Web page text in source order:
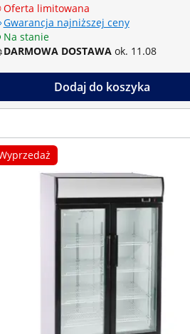
Oferta limitowana
Gwarancja najniższej ceny
Na stanie
DARMOWA DOSTAWA ok. 11.08
Dodaj do koszyka